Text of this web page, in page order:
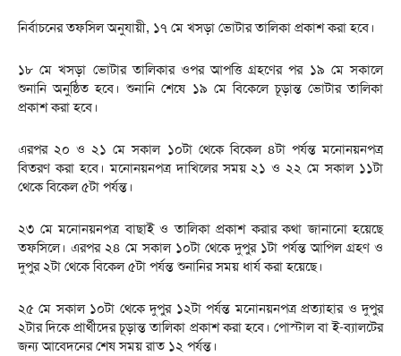
নির্বাচনের তফসিল অনুযায়ী, ১৭ মে খসড়া ভোটার তালিকা প্রকাশ করা হবে।
১৮ মে খসড়া ভোটার তালিকার ওপর আপত্তি গ্রহণের পর ১৯ মে সকালে
শুনানি অনুষ্ঠিত হবে। শুনানি শেষে ১৯ মে বিকেলে চূড়ান্ত ভোটার তালিকা
প্রকাশ করা হবে।
এরপর ২০ ও ২১ মে সকাল ১০টা থেকে বিকেল ৪টা পর্যন্ত মনোনয়নপত্র
বিতরণ করা হবে। মনোনয়নপত্র দাখিলের সময় ২১ ও ২২ মে সকাল ১১টা
থেকে বিকেল ৫টা পর্যন্ত।
২৩ মে মনোনয়নপত্র বাছাই ও তালিকা প্রকাশ করার কথা জানানো হয়েছে
তফসিলে। এরপর ২৪ মে সকাল ১০টা থেকে দুপুর ১টা পর্যন্ত আপিল গ্রহণ ও
দুপুর ২টা থেকে বিকেল ৫টা পর্যন্ত শুনানির সময় ধার্য করা হয়েছে।
২৫ মে সকাল ১০টা থেকে দুপুর ১২টা পর্যন্ত মনোনয়নপত্র প্রত্যাহার ও দুপুর
২টার দিকে প্রার্থীদের চূড়ান্ত তালিকা প্রকাশ করা হবে। পোস্টাল বা ই-ব্যালটের
জন্য আবেদনের শেষ সময় রাত ১২ পর্যন্ত।